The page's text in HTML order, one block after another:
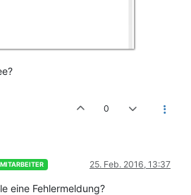
0
25. Feb. 2016, 13:37
eine Fehlermeldung?